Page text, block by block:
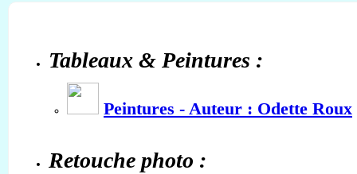
Tableaux & Peintures :
Peintures - Auteur : Odette Roux
Retouche photo :